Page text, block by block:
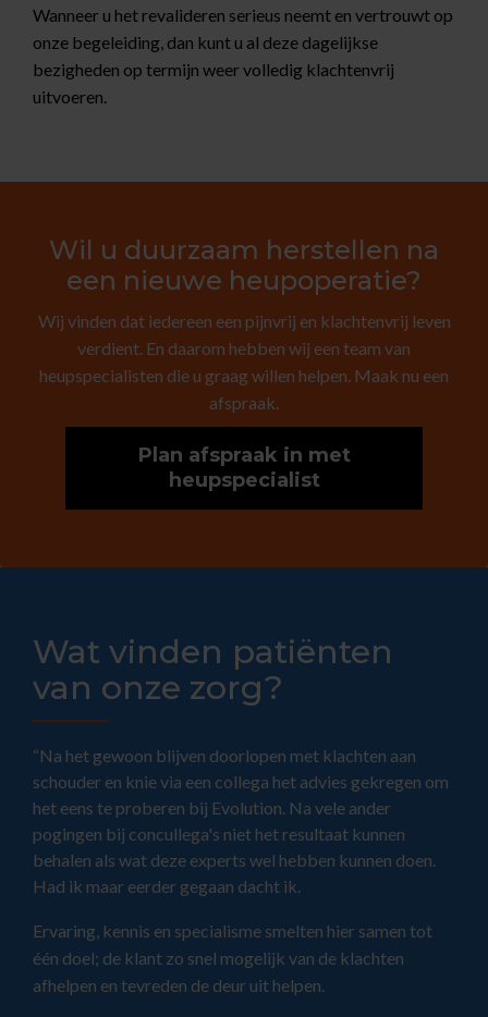
Wanneer u het revalideren serieus neemt en vertrouwt op
onze begeleiding, dan kunt u al deze dagelijkse
bezigheden op termijn weer volledig klachtenvrij
uitvoeren.
Wil u duurzaam herstellen na
een nieuwe heupoperatie?
Wij vinden dat iedereen een pijnvrij en klachtenvrij leven
verdient. En daarom hebben wij een team van
heupspecialisten die u graag willen helpen. Maak nu een
afspraak.
Plan afspraak in met
heupspecialist
Wat vinden patiënten
van onze zorg?
“Na het gewoon blijven doorlopen met klachten aan
schouder en knie via een collega het advies gekregen om
het eens te proberen bij Evolution. Na vele ander
pogingen bij concullega's niet het resultaat kunnen
behalen als wat deze experts wel hebben kunnen doen.
Had ik maar eerder gegaan dacht ik.
Ervaring, kennis en specialisme smelten hier samen tot
één doel; de klant zo snel mogelijk van de klachten
afhelpen en tevreden de deur uit helpen.